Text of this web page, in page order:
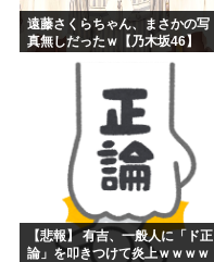
遠藤さくらちゃん、まさかの写
真無しだったｗ【乃木坂46】
【悲報】 有吉、一般人に「ド正
論」を叩きつけて炎上ｗｗｗｗ